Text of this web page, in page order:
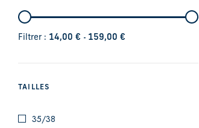
Filtrer : 14,00 € - 159,00 €
TAILLES
35/38